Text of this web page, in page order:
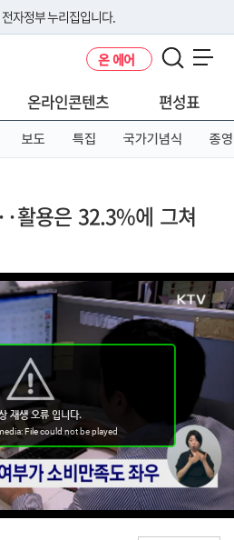
자정부 누리집입니다.
메인 주소를 사용하고 있다면 아래 URL에
온 에어
온라인콘텐츠 편성표
보도 특집 국가기념식 종영
활용은 32.3%에 그쳐